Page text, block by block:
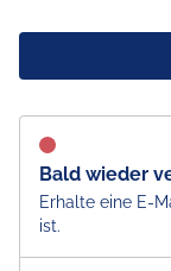
Bald wieder
Erhalte eine E-
ist.